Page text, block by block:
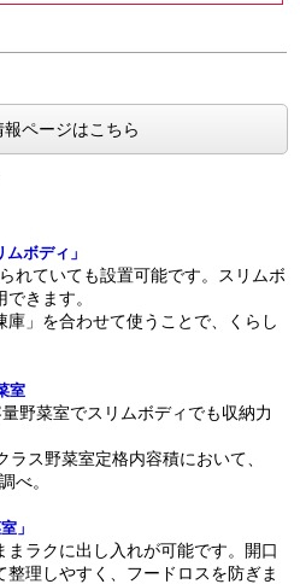
報ページはこちら
ボディ」
れていても設置可能です。スリムボ
きます。
」を合わせて使うことで、くらし
室
野菜室でスリムボディでも収納力
ス野菜室定格内容積において、
べ。
」
ラクに出し入れが可能です。開口
理しやすく、フードロスを防ぎま